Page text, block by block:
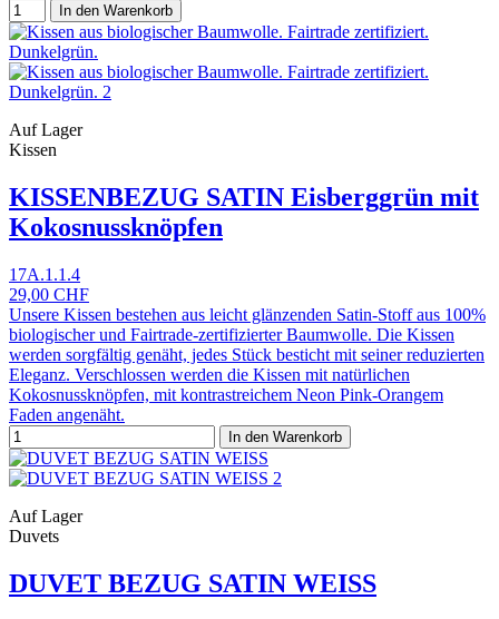
In den Warenkorb
Auf Lager
Kissen
KISSENBEZUG SATIN Eisberggrün mit
Kokosnussknöpfen
17A.1.1.4
29,00 CHF
Unsere Kissen bestehen aus leicht glänzenden Satin-Stoff aus 100%
biologischer und Fairtrade-zertifizierter Baumwolle. Die Kissen
werden sorgfältig genäht, jedes Stück besticht mit seiner reduzierten
Eleganz. Verschlossen werden die Kissen mit natürlichen
Kokosnussknöpfen, mit kontrastreichem Neon Pink-Orangem
Faden angenäht.
In den Warenkorb
Auf Lager
Duvets
DUVET BEZUG SATIN WEISS